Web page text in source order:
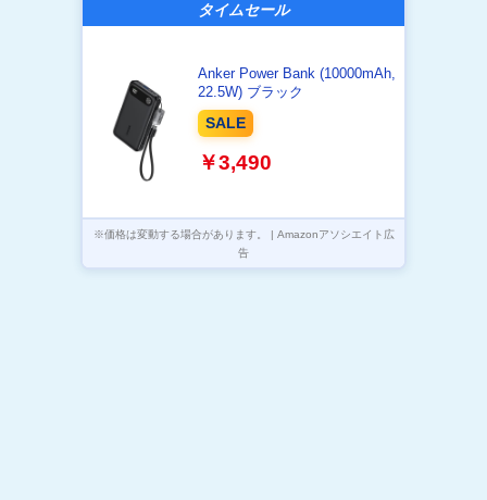
タイムセール
Anker Power Bank (10000mAh,
22.5W) ブラック
SALE
￥3,490
※価格は変動する場合があります。 | Amazonアソシエイト広
告